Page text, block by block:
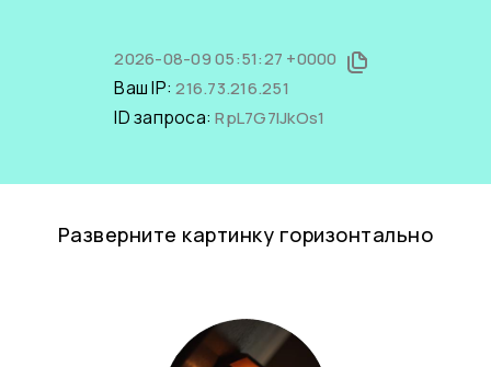
2026-08-09 05:51:27 +0000
Ваш IP:216.73.216.251
ID запроса:RpL7G7lJkOs1
Разверните картинку горизонтально